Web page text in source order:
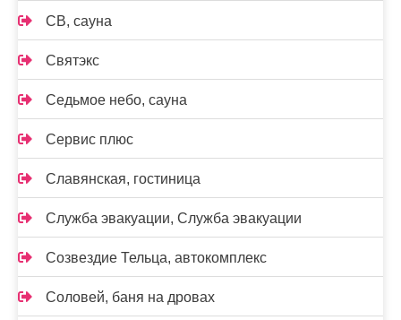
СВ, сауна
Святэкс
Седьмое небо, сауна
Сервис плюс
Славянская, гостиница
Служба эвакуации, Служба эвакуации
Созвездие Тельца, автокомплекс
Соловей, баня на дровах